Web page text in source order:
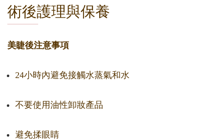
術後護理與保養
美睫後注意事項
24小時內避免接觸水蒸氣和水
不要使用油性卸妝產品
避免揉眼睛